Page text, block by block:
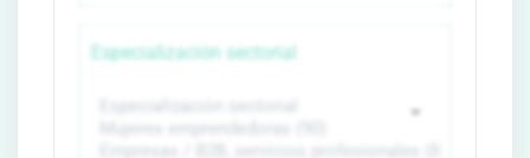
Especialización sectorial